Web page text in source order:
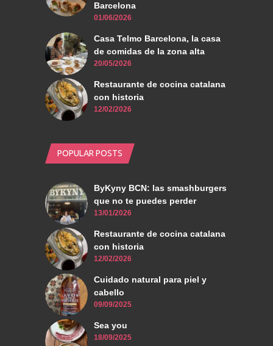
Barcelona
01/06/2026
Casa Telmo Barcelona, la casa
de comidas de la zona alta
20/05/2026
Restaurante de cocina catalana
con historia
12/02/2026
POPULAR POSTS
ByKyny BCN: las smashburgers
que no te puedes perder
13/01/2026
Restaurante de cocina catalana
con historia
12/02/2026
Cuidado natural para piel y
cabello
09/09/2025
Sea you
18/09/2025